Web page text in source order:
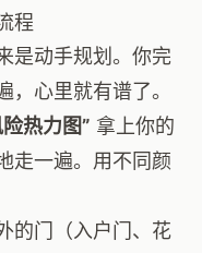
程
是动手规划。你完
心里就有谱了。
热力图” 拿上你的
走一遍。用不同颜
的门（入户门、花